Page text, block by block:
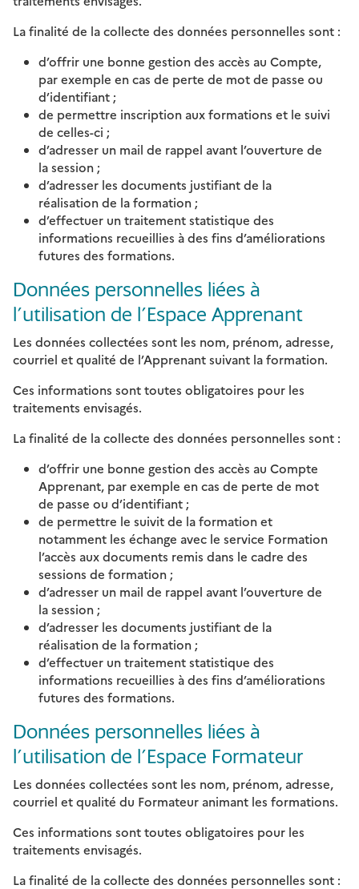
La finalité de la collecte des données personnelles sont :
d’offrir une bonne gestion des accès au Compte,
par exemple en cas de perte de mot de passe ou
d’identifiant ;
de permettre inscription aux formations et le suivi
de celles-ci ;
d’adresser un mail de rappel avant l’ouverture de
la session ;
d’adresser les documents justifiant de la
réalisation de la formation ;
d’effectuer un traitement statistique des
informations recueillies à des fins d’améliorations
futures des formations.
Données personnelles liées à
l’utilisation de l’Espace Apprenant
Les données collectées sont les nom, prénom, adresse,
courriel et qualité de l’Apprenant suivant la formation.
Ces informations sont toutes obligatoires pour les
traitements envisagés.
La finalité de la collecte des données personnelles sont :
d’offrir une bonne gestion des accès au Compte
Apprenant, par exemple en cas de perte de mot
de passe ou d’identifiant ;
de permettre le suivit de la formation et
notamment les échange avec le service Formation
l’accès aux documents remis dans le cadre des
sessions de formation ;
d’adresser un mail de rappel avant l’ouverture de
la session ;
d’adresser les documents justifiant de la
réalisation de la formation ;
d’effectuer un traitement statistique des
informations recueillies à des fins d’améliorations
futures des formations.
Données personnelles liées à
l’utilisation de l’Espace Formateur
Les données collectées sont les nom, prénom, adresse,
courriel et qualité du Formateur animant les formations.
Ces informations sont toutes obligatoires pour les
traitements envisagés.
La finalité de la collecte des données personnelles sont :